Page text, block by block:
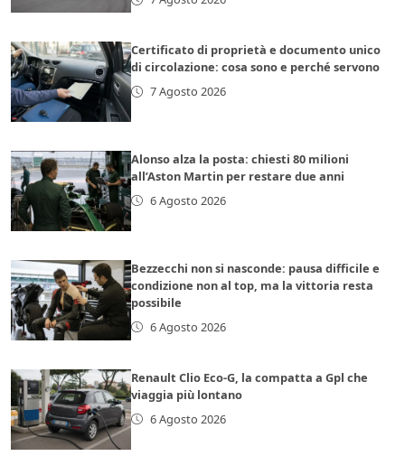
Certificato di proprietà e documento unico
di circolazione: cosa sono e perché servono
7 Agosto 2026
Alonso alza la posta: chiesti 80 milioni
all’Aston Martin per restare due anni
6 Agosto 2026
Bezzecchi non si nasconde: pausa difficile e
condizione non al top, ma la vittoria resta
possibile
6 Agosto 2026
Renault Clio Eco-G, la compatta a Gpl che
viaggia più lontano
6 Agosto 2026